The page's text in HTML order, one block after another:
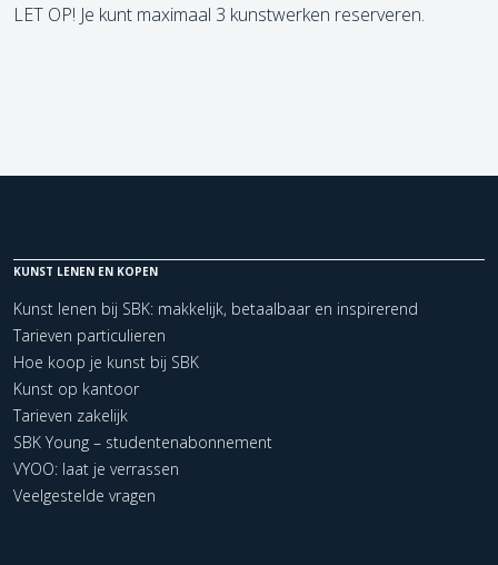
LET OP! Je kunt maximaal 3 kunstwerken reserveren.
KUNST LENEN EN KOPEN
Kunst lenen bij SBK: makkelijk, betaalbaar en inspirerend
Tarieven particulieren
Hoe koop je kunst bij SBK
Kunst op kantoor
Tarieven zakelijk
SBK Young – studentenabonnement
VYOO: laat je verrassen
Veelgestelde vragen